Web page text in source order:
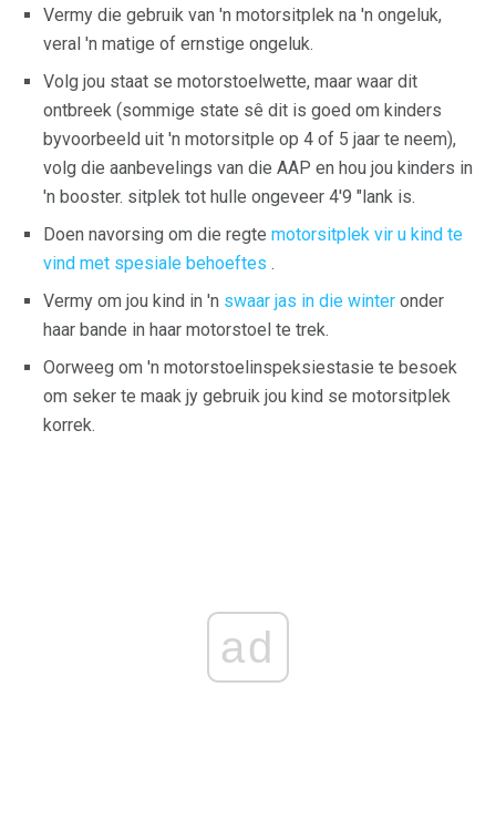
Vermy die gebruik van 'n motorsitplek na 'n ongeluk,
veral 'n matige of ernstige ongeluk.
Volg jou staat se motorstoelwette, maar waar dit
ontbreek (sommige state sê dit is goed om kinders
byvoorbeeld uit 'n motorsitple op 4 of 5 jaar te neem),
volg die aanbevelings van die AAP en hou jou kinders in
'n booster. sitplek tot hulle ongeveer 4'9 "lank is.
Doen navorsing om die regte motorsitplek vir u kind te
vind met spesiale behoeftes .
Vermy om jou kind in 'n swaar jas in die winter onder
haar bande in haar motorstoel te trek.
Oorweeg om 'n motorstoelinspeksiestasie te besoek
om seker te maak jy gebruik jou kind se motorsitplek
korrek.
ad